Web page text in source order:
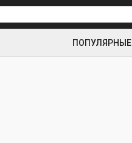
ПОПУЛЯРНЫЕ